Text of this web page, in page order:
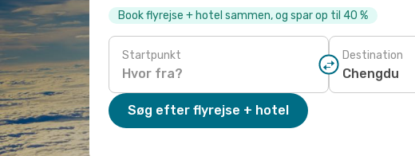
Book flyrejse + hotel sammen, og spar op til 40 %
Startpunkt Destination
Søg efter flyrejse + hotel